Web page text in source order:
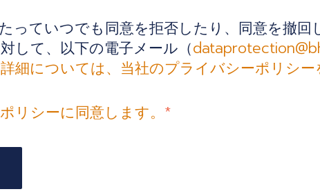
っていつでも同意を拒否したり、同意を撤
して、以下の電子メール（
細については、当社のプライバシーポリシ
リシーに同意します。 *